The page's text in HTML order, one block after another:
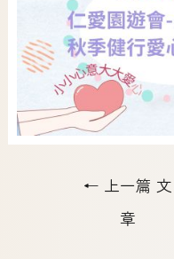
← 上一篇 文
章